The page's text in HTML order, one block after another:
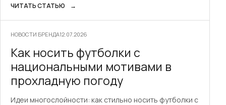
ЧИТАТЬ СТАТЬЮ →
НОВОСТИ БРЕНДА12.07.2026
Как носить футболки с
национальными мотивами в
прохладную погоду
Идеи многослойности: как стильно носить футболки с